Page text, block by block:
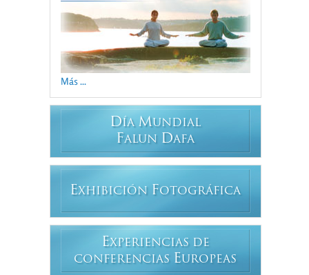
Más ...
DÍA MUNDIAL
FALUN DAFA
EXHIBICIÓN FOTOGRÁFICA
EXPERIENCIAS DE
CONFERENCIAS EUROPEAS